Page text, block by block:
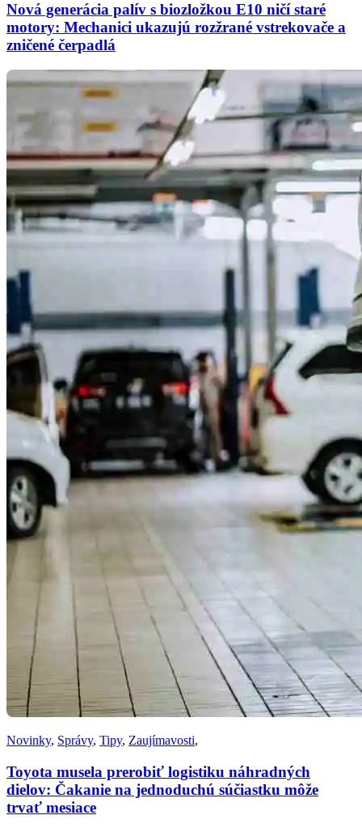
Nová generácia palív s biozložkou E10 ničí staré
motory: Mechanici ukazujú rozžrané vstrekovače a
zničené čerpadlá
Novinky, Správy, Tipy, Zaujímavosti,
Toyota musela prerobiť logistiku náhradných
dielov: Čakanie na jednoduchú súčiastku môže
trvať mesiace